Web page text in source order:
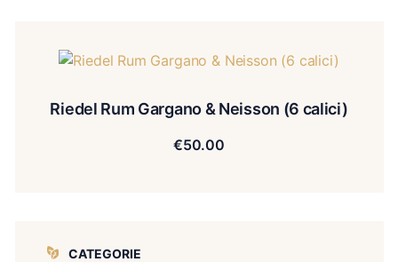
Riedel Rum Gargano & Neisson (6 calici)
€50.00
CATEGORIE